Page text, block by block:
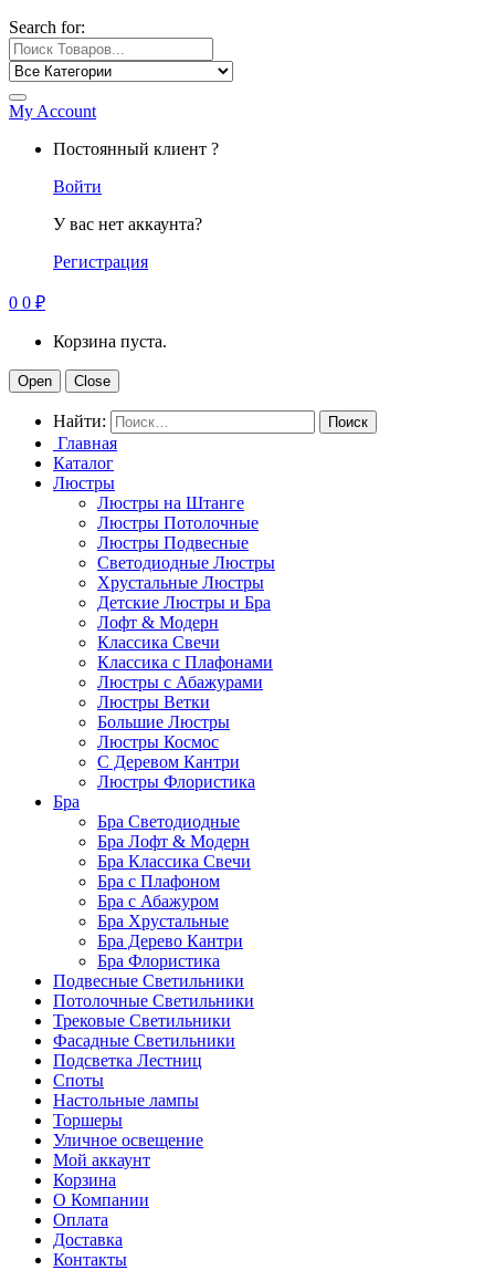
Search for:
My Account
Постоянный клиент ?
Войти
У вас нет аккаунта?
Регистрация
0 0 ₽
Корзина пуста.
Open Close
Найти:
Главная
Каталог
Люстры
Люстры на Штанге
Люстры Потолочные
Люстры Подвесные
Светодиодные Люстры
Хрустальные Люстры
Детские Люстры и Бра
Лофт & Модерн
Классика Свечи
Классика с Плафонами
Люстры с Абажурами
Люстры Ветки
Большие Люстры
Люстры Космос
С Деревом Кантри
Люстры Флористика
Бра
Бра Светодиодные
Бра Лофт & Модерн
Бра Классика Свечи
Бра с Плафоном
Бра с Абажуром
Бра Хрустальные
Бра Дерево Кантри
Бра Флористика
Подвесные Светильники
Потолочные Светильники
Трековые Светильники
Фасадные Светильники
Подсветка Лестниц
Споты
Настольные лампы
Торшеры
Уличное освещение
Мой аккаунт
Корзина
О Компании
Оплата
Доставка
Контакты